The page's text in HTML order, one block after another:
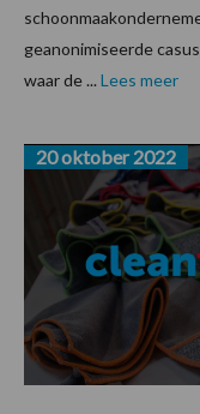
geanonimiseerde
waar de ...Lees meer
20 oktober 2022